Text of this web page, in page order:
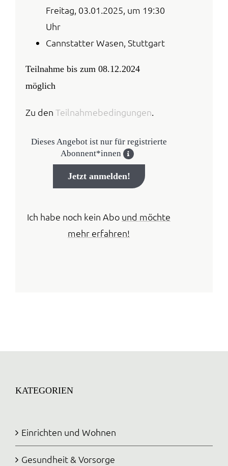
Freitag, 03.01.2025, um 19:30
Uhr
Cannstatter Wasen, Stuttgart
Teilnahme bis zum 08.12.2024
möglich
Zu den Teilnahmebedingungen.
Dieses Angebot ist nur für registrierte
Abonnent*innen
Jetzt anmelden!
Ich habe noch kein Abo und möchte
mehr erfahren!
KATEGORIEN
Einrichten und Wohnen
Gesundheit & Vorsorge